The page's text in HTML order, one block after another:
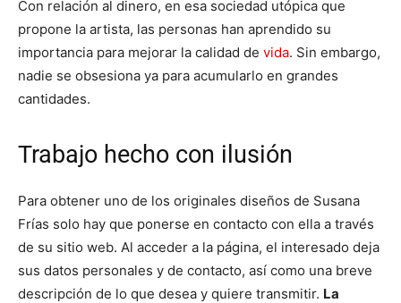
Con relación al dinero, en esa sociedad utópica que
propone la artista, las personas han aprendido su
importancia para mejorar la calidad de vida. Sin embargo,
nadie se obsesiona ya para acumularlo en grandes
cantidades.
Trabajo hecho con ilusión
Para obtener uno de los originales diseños de Susana
Frías solo hay que ponerse en contacto con ella a través
de su sitio web. Al acceder a la página, el interesado deja
sus datos personales y de contacto, así como una breve
descripción de lo que desea y quiere transmitir. La